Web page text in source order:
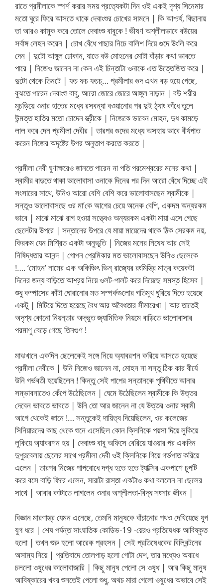
রাতে প্রমীলাকে স্পর্শ করার সময় প্রত্যেকটা দিন ওই একই দৃশ্য সিনেমার
মতো ঘুরে ফিরে আসতে থাকে দেবাংশুর চোখের সামনে | কি আশ্চর্য, বিছানায়
তা আরও কামুক করে তোলে দেবাংশু বাবুকে ! ভীষণ অশ্লীলভাবে বউয়ের
সর্বাঙ্গ লেহন করেন | চোখ বেঁধে পাছার নিচে বালিশ দিয়ে গুদে উংলি করে
দেন | দুটো আঙ্গুল ঢোকান, যাতে বউ মোহনের মোটা বাঁড়ার কথা ভাবতে
পারে | নিজেও জানেন না কেন এই চিন্তাটা ওনাকে এত উত্তেজিত করে |
দুটো থেকে তিনটে | ফচ ফচ ফচচ্… প্রমীলার গুদ এখন বড় হয়ে গেছে,
বুঝতে পারেন দেবাংশু বাবু, আরো জোরে জোরে আঙ্গুল নাড়ান | বউ শরীর
মুচড়িয়ে ওনার হাতের মধ্যে রসবন্যা বওয়ানোর পর দুই ঠ্যাং কাঁধে তুলে
উন্মত্ত হাতির মতো চোদেন স্ত্রীকে | নিজেকে ভাবেন মোহন, দুধ কামড়ে
লাল করে দেন প্রমীলা দেবীর | তারপর গুদের মধ্যে অসহায় ভাবে বীর্যপাত
করেন নিজের অদৃষ্টের উপর অনুতাপ করতে করতে |
প্রমীলা দেবী ঘুণাক্ষরেও জানতে পারেন না পতি পরমেশ্বরের মনের কথা |
স্বামীর বাড়তে থাকা ভালোবাসা ওনাকে দিনের পর দিন আরো বেঁধে দিচ্ছে এই
সংসারের সাথে, উনিও আরো বেশি বেশি করে ভালোবাসছেন স্বামীকে |
সন্তুও ভালোবাসছে ওর মা’কে আগের চেয়ে অনেক বেশি, একদম অন্যরকম
ভাবে | মাঝে মাঝে রাগ হওয়া সত্ত্বেও অন্যরকম একটা মায়া এসে গেছে
ছেলেটার উপরে | সন্তানের উপরে যে মায়া মায়েদের থাকে ঠিক সেরকম নয়,
কিরকম যেন মিশ্রিত একটা অনুভূতি | নিজের মনের নিষেধ আর সেই
নিষিদ্ধতার আনন্দ | গোপন প্রেমিকার মত ভালোবাসছেন উনিও ছেলেকে
!…. ‘মোহন’ নামের এক অকিঞ্চিৎ ভিন্ রাজ্যের রংমিস্ত্রি মাত্র কয়েকটা
দিনের জন্য বাড়িতে আশ্রয় নিয়ে ওলট-পালট করে দিয়েছে সমস্ত হিসেব |
শুধু কম্পাসের কাঁটা ঘোরানোর মত সম্পর্কগুলোর গতিমুখ ঘুরিয়ে দিতে হয়েছে
একটু | মিটিয়ে দিতে হয়েছে বৈধ আর অবৈধতার সীমারেখা | আর তাতেই
অদৃশ্য কোনো নিয়ন্তার অদ্ভুত জ্যামিতিক নিয়মে বাড়িতে ভালোবাসার
পরমাণু বেড়ে গেছে তিনগুণ !
মাঝখানে একদিন ছেলেকেই সঙ্গে নিয়ে অ্যাবরশন করিয়ে আসতে হয়েছে
প্রমীলা দেবীকে | উনি নিজেও জানেন না, মোহন না সন্তু ঠিক কার বীর্যে
উনি গর্ভবতী হয়েছিলেন ! কিন্তু সেই পাপের সন্তানকে পৃথিবীতে আনার
সম্ভাবনাতেও কেঁপে উঠেছিলেন | ঘেমে উঠেছিলেন স্বামীকে কি উত্তর
দেবেন ভাবতে ভাবতে | উনি তো আর জানেন না যে উত্তর ওনার স্বামী
আগে থেকেই জানে !… সন্তুকেই দায়িত্ব দিয়েছিলেন, ওর কলেজের
সিনিয়ারদের কাছ থেকে শুনে এসেছিল কোন ক্লিনিকে পয়সা দিয়ে লুকিয়ে
লুকিয়ে অ্যাবরশন হয় | দেবাংশু বাবু অফিসে বেরিয়ে যাওয়ার পর একদিন
দুপুরবেলায় ছেলের সাথে প্রমীলা দেবী ওই ক্লিনিকে গিয়ে গর্ভপাত করিয়ে
এলেন | তারপর নিজের পাপবোধে দগ্ধ হতে হতে ট্যাক্সির একপাশে চুপটি
করে বসে বাড়ি ফিরে এলেন, সারাটা রাস্তা একটাও কথা বললেন না ছেলের
সাথে | আবার কাটাতে লাগলেন ওনার অশ্লীলতা-বিদ্ধ সংসার জীবন |
বিজ্ঞান মারণাস্ত্র যেমন এনেছে, তেমনি মানুষকে বাঁচানোর পথও দেখিয়েছে যুগ
যুগ ধরে | শেষ পর্যন্ত সাংঘাতিক কোডিভ-19 -য়েরও প্রতিষেধক আবিষ্কৃত
হলো | তখন শুরু হলো আরেক প্রহসন | সেই প্রতিষেধকের বিলিবন্টনের
অসাম্য নিয়ে | প্রতিবাদে তোলপাড় হলো গোটা দেশ, তার মধ্যেও অবাধে
চললো ওষুধের কালোবাজারি | কিছু মানুষ পেলো সে ওষুধ | আর কিছু মানুষ
আবিষ্কারের খবর শুনতেই পেলো শুধু, অথচ মারা গেলো ওষুধের অভাবে সেই